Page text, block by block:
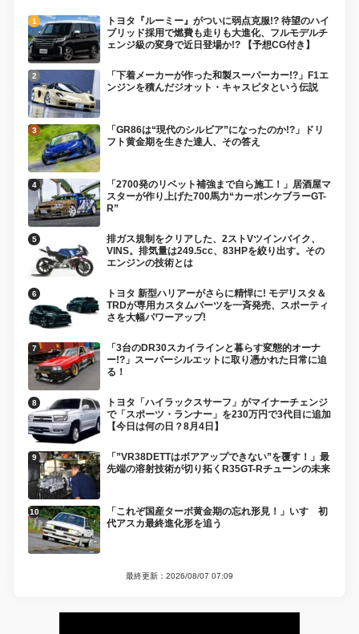
トヨタ『ルーミー』がついに弱点克服!? 待望のハイ
ブリッド採用で燃費も走りも大進化、フルモデルチ
ェンジ級の変身で近日登場か!? 【予想CG付き】
「下着メーカーが作った和製スーパーカー!?」F1エ
ンジンを積んだジオット・キャスピタという伝説
「GR86は“現代のシルビア”になったのか!?」ドリ
フト黄金期を生きた達人、その答え
「2700発のリベット補強まで自ら施工！」居酒屋マ
スターが作り上げた700馬力“カーボンケブラーGT-
R”
排ガス規制をクリアした、2ストVツインバイク、
VINS。排気量は249.5cc、83HPを絞り出す。その
エンジンの技術とは
トヨタ 新型ハリアーがさらに精悍に! モデリスタ＆
TRDが専用カスタムパーツを一斉発売、スポーティ
さを大幅パワーアップ!
「3台のDR30スカイラインと暮らす変態的オーナ
ー!?」スーパーシルエットに取り憑かれた日常に迫
る！
トヨタ「ハイラックスサーフ」がマイナーチェンジ
で「スポーツ・ランナー」を230万円で3代目に追加
【今日は何の日？8月4日】
「”VR38DETTはボアアップできない”を覆す！」最
先端の溶射技術が切り拓くR35GT-Rチューンの未来
「これぞ国産ターボ黄金期の忘れ形見！」いすゞ初
代アスカ最終進化形を追う
最終更新：2026/08/07 07:09